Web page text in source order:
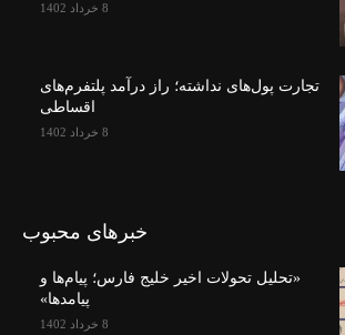
8 خرداد 1402
تجارت پول‌های نداشته؛ راز درآمد پلتفرم‌های
اقساطی
8 خرداد 1402
خبرهای محبوب
«تحلیل تحولات اخیر خلیج فارس؛ پیام‌ها و
پیامدها»
8 خرداد 1402